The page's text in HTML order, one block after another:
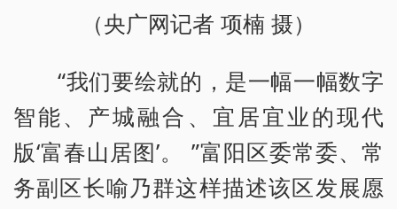
（央广网记者 项楠 摄）
“我们要绘就的，是一幅一幅数字
智能、产城融合、宜居宜业的现代
版‘富春山居图’。 ”富阳区委常委、常
务副区长喻乃群这样描述该区发展愿